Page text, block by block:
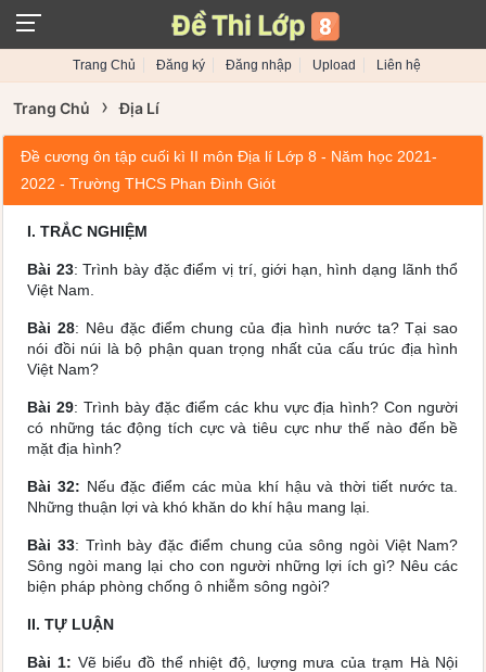
Trang Chủ Đăng ký Đăng nhập Upload Liên hệ
Trang Chủ › Địa Lí
Đề cương ôn tập cuối kì II môn Địa lí Lớp 8 - Năm học 2021-
2022 - Trường THCS Phan Đình Giót
I. TRẮC NGHIỆM
Bài 23: Trình bày đặc điểm vị trí, giới hạn, hình dạng lãnh thổ
Việt Nam.
Bài 28: Nêu đặc điểm chung của địa hình nước ta? Tại sao
nói đồi núi là bộ phận quan trọng nhất của cấu trúc địa hình
Việt Nam?
Bài 29: Trình bày đặc điểm các khu vực địa hình? Con người
có những tác động tích cực và tiêu cực như thế nào đến bề
mặt địa hình?
Bài 32: Nếu đặc điểm các mùa khí hậu và thời tiết nước ta.
Những thuận lợi và khó khăn do khí hậu mang lại.
Bài 33: Trình bày đặc điểm chung của sông ngòi Việt Nam?
Sông ngòi mang lại cho con người những lợi ích gì? Nêu các
biện pháp phòng chống ô nhiễm sông ngòi?
II. TỰ LUẬN
Bài 1: Vẽ biểu đồ thể nhiệt độ, lượng mưa của trạm Hà Nội